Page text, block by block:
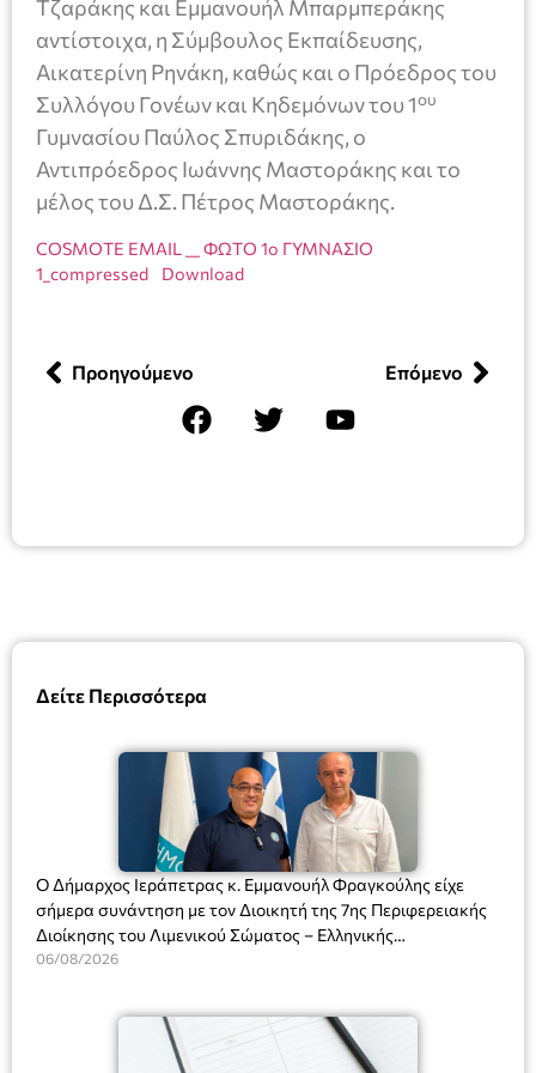
Δείτε Περισσότερα
Ο Δήμαρχος Ιεράπετρας κ. Εμμανουήλ Φραγκούλης είχε
σήμερα συνάντηση με τον Διοικητή της 7ης Περιφερειακής
Διοίκησης του Λιμενικού Σώματος – Ελληνικής
Ακτοφυλακής (Λ.Σ.-ΕΛ.ΑΚΤ.), Αρχιπλοίαρχο Λ.Σ. κ. Ιωάννη
06/08/2026
Τζαράκης και Εμμανουήλ Μπαρμπεράκης
αντίστοιχα, η Σύμβουλος Εκπαίδευσης,
Αικατερίνη Ρηνάκη, καθώς και ο Πρόεδρος του
Συλλόγου Γονέων και Κηδεμόνων του 1ου
Γυμνασίου Παύλος Σπυριδάκης, ο
Αντιπρόεδρος Ιωάννης Μαστοράκης και το
μέλος του Δ.Σ. Πέτρος Μαστοράκης.
COSMOTE EMAIL __ ΦΩΤΟ 1ο ΓΥΜΝΑΣΙΟ
1_compressed
Download
Προηγούμενο Επόμενο